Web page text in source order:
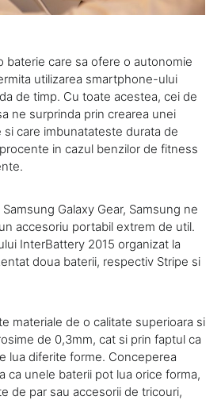
baterie care sa ofere o autonomie
utilizarea smartphone-ului
de timp. Cu toate acestea, cei de
ne surprinda prin crearea unei
si care imbunatateste durata de
in cazul benzilor de fitness
Galaxy Gear, Samsung ne
accesoriu portabil extrem de util.
InterBattery 2015 organizat la
doua baterii, respectiv Stripe si
materiale de o calitate superioara si
de 0,3mm, cat si prin faptul ca
lua diferite forme. Conceperea
ca unele baterii pot lua orice forma,
de par sau accesorii de tricouri,